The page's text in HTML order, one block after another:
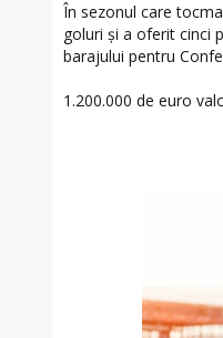
În sezonul care
goluri și a oferit cinci
barajului pentru
1.200.000 de euro